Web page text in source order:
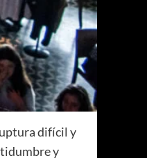
difícil y
y